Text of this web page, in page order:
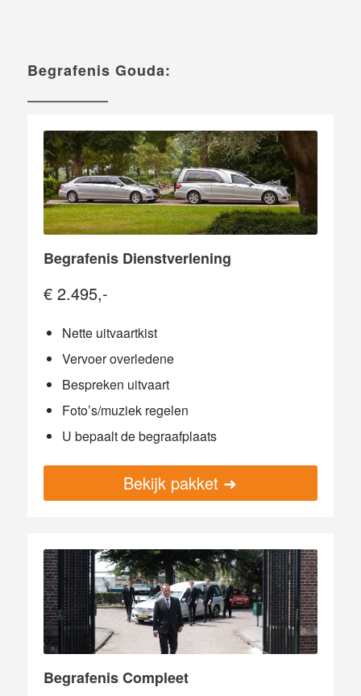
Begrafenis Gouda:
Begrafenis Dienstverlening
€ 2.495,-
Nette uitvaartkist
Vervoer overledene
Bespreken uitvaart
Foto’s/muziek regelen
U bepaalt de begraafplaats
Bekijk pakket ➜
Begrafenis Compleet